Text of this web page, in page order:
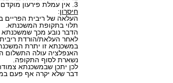
3. אין עמלת פירעון מוקדם בעת סילוק.
חיסרון:
העלאה של ריבית הפריים ב 3% יכולה להגדיל את התשלום החודשי בכ-
תלוי בתקופת המשכנתא.
הדבר נובע מכך שמשכנתא
לאחר העלאת/הורדת ריבית
במשכנתא זו יתרת
האנפלציה עולה התשלום
נשארת לסוף התקופה.
לכן יתכן שבמשכנתא
דבר שלא יקרה אף פעם